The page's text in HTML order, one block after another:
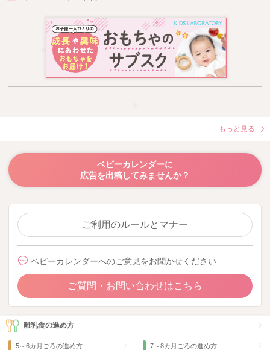
もっと見る
ベビーカレンダーに
広告を出稿してみませんか？
ご利用のルールとマナー
ベビーカレンダーへのご意見をお聞かせください
ご質問・お問い合わせはこちら
離乳食の進め方
5～6カ月ごろの進め方 7～8カ月ごろの進め方